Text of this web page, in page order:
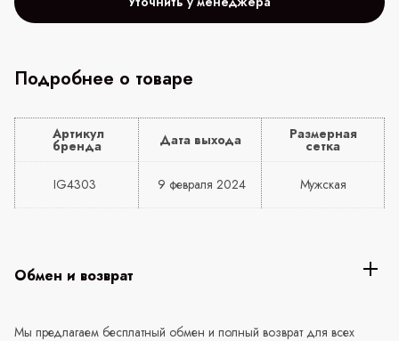
Подробнее о товаре
Артикул
бренда Дата выхода Размерная
сетка
IG4303 9 февраля 2024 Мужская
Обмен и возврат
Мы предлагаем бесплатный обмен и полный возврат для всех